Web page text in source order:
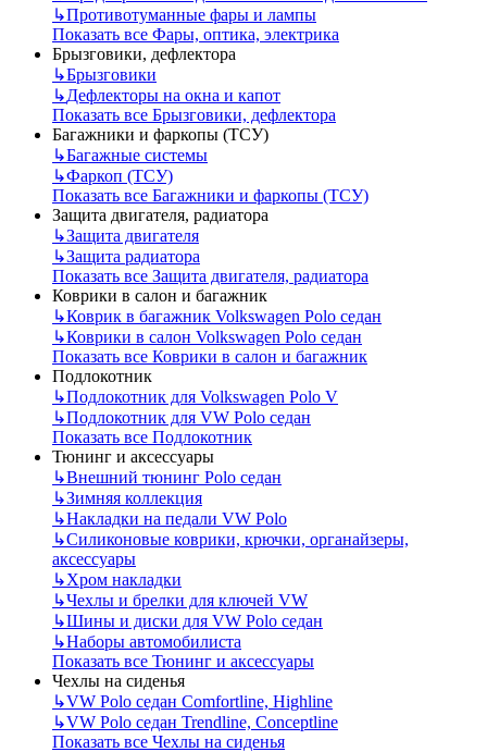
↳Противотуманные фары и лампы
Показать все Фары, оптика, электрика
Брызговики, дефлектора
↳Брызговики
↳Дефлекторы на окна и капот
Показать все Брызговики, дефлектора
Багажники и фаркопы (ТСУ)
↳Багажные системы
↳Фаркоп (ТСУ)
Показать все Багажники и фаркопы (ТСУ)
Защита двигателя, радиатора
↳Защита двигателя
↳Защита радиатора
Показать все Защита двигателя, радиатора
Коврики в салон и багажник
↳Коврик в багажник Volkswagen Polo седан
↳Коврики в салон Volkswagen Polo седан
Показать все Коврики в салон и багажник
Подлокотник
↳Подлокотник для Volkswagen Polo V
↳Подлокотник для VW Polo седан
Показать все Подлокотник
Тюнинг и аксессуары
↳Внешний тюнинг Polo седан
↳Зимняя коллекция
↳Накладки на педали VW Polo
↳Силиконовые коврики, крючки, органайзеры,
аксессуары
↳Хром накладки
↳Чехлы и брелки для ключей VW
↳Шины и диски для VW Polo седан
↳Наборы автомобилиста
Показать все Тюнинг и аксессуары
Чехлы на сиденья
↳VW Polo седан Comfortline, Highline
↳VW Polo седан Trendline, Conceptline
Показать все Чехлы на сиденья